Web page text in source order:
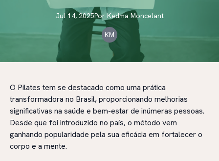
Jul 14, 2025Por Kedma Moncelant
KM
O Pilates tem se destacado como uma prática
transformadora no Brasil, proporcionando melhorias
significativas na saúde e bem-estar de inúmeras pessoas.
Desde que foi introduzido no país, o método vem
ganhando popularidade pela sua eficácia em fortalecer o
corpo e a mente.